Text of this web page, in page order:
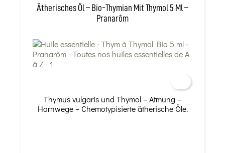
Ätherisches Öl – Bio-Thymian Mit Thymol 5 Ml –
Pranarôm
Thymus vulgaris und Thymol – Atmung –
Harnwege – Chemotypisierte ätherische Öle.